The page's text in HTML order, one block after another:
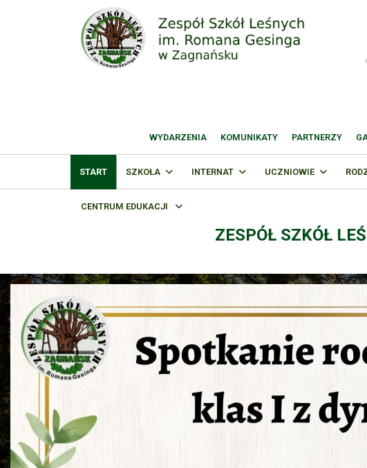
WYDARZENIA KOMUNIKATY PARTNERZY
START SZKOŁA INTERNAT UCZNIOWIE
CENTRUM EDUKACJI
ZESPÓŁ SZKÓŁ